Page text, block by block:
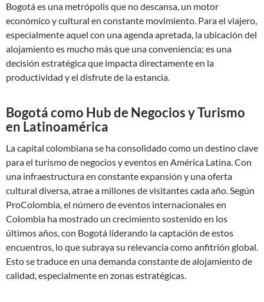
Bogotá es una metrópolis que no descansa, un motor
económico y cultural en constante movimiento. Para el viajero,
especialmente aquel con una agenda apretada, la ubicación del
alojamiento es mucho más que una conveniencia; es una
decisión estratégica que impacta directamente en la
productividad y el disfrute de la estancia.
Bogotá como Hub de Negocios y Turismo
en Latinoamérica
La capital colombiana se ha consolidado como un destino clave
para el turismo de negocios y eventos en América Latina. Con
una infraestructura en constante expansión y una oferta
cultural diversa, atrae a millones de visitantes cada año. Según
ProColombia, el número de eventos internacionales en
Colombia ha mostrado un crecimiento sostenido en los
últimos años, con Bogotá liderando la captación de estos
encuentros, lo que subraya su relevancia como anfitrión global.
Esto se traduce en una demanda constante de alojamiento de
calidad, especialmente en zonas estratégicas.